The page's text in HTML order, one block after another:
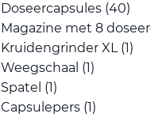
Doseercapsules (40)
Magazine met 8
Kruidengrinder XL (1)
Weegschaal (1)
Spatel (1)
Capsulepers (1)